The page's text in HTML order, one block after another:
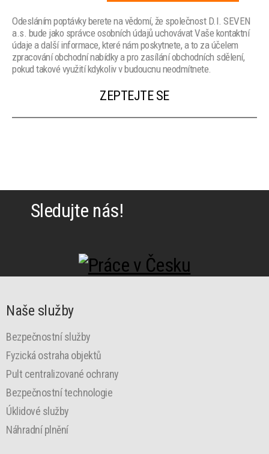
Odesláním poptávky berete na vědomí, že společnost D.I. SEVEN
a.s. bude jako správce osobních údajů uchovávat Vaše kontaktní
údaje a další informace, které nám poskytnete, a to za účelem
zpracování obchodní nabídky a pro zasílání obchodních sdělení,
pokud takové využití kdykoliv v budoucnu neodmítnete.
ZEPTEJTE SE
Sledujte nás!
Naše služby
Bezpečnostní služby
Fyzická ostraha objektů
Pult centralizované ochrany
Bezpečnostní technologie
Úklidové služby
Náhradní plnění